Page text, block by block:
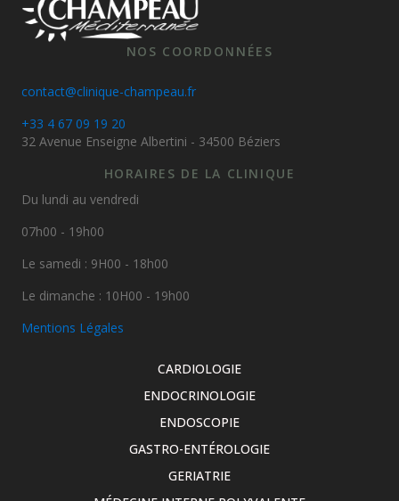
NOS COORDONNÉES
contact@clinique-champeau.fr
+33 4 67 09 19 20
32 Avenue Enseigne Albertini - 34500 Béziers
HORAIRES DE LA CLINIQUE
Du lundi au vendredi
07h00 - 19h00
Le samedi : 9H00 - 18h00
Le dimanche : 10H00 - 19h00
Mentions Légales
CARDIOLOGIE
ENDOCRINOLOGIE
ENDOSCOPIE
GASTRO-ENTÉROLOGIE
GERIATRIE